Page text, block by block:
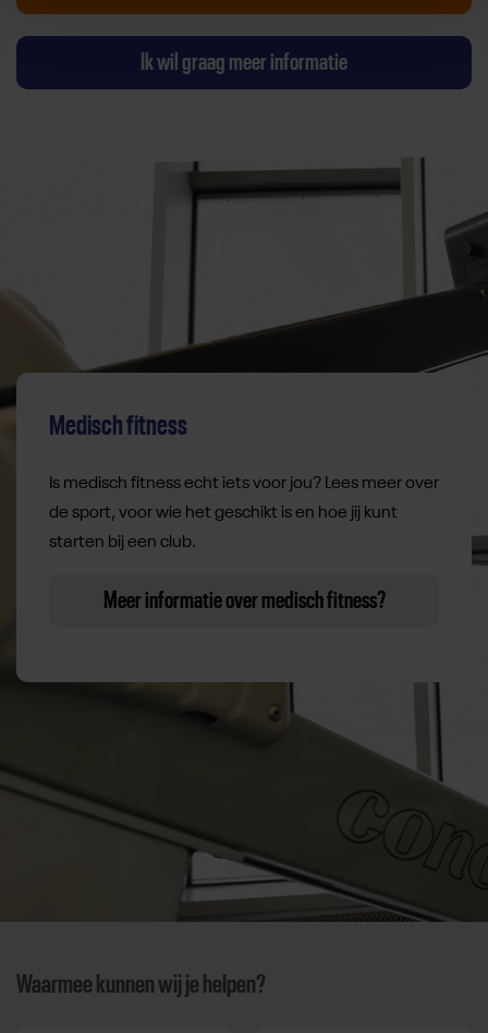
Ik wil graag meer informatie
Medisch fitness
Is medisch fitness echt iets voor jou? Lees meer over
de sport, voor wie het geschikt is en hoe jij kunt
starten bij een club.
Meer informatie over medisch fitness?
Waarmee kunnen wij je helpen?